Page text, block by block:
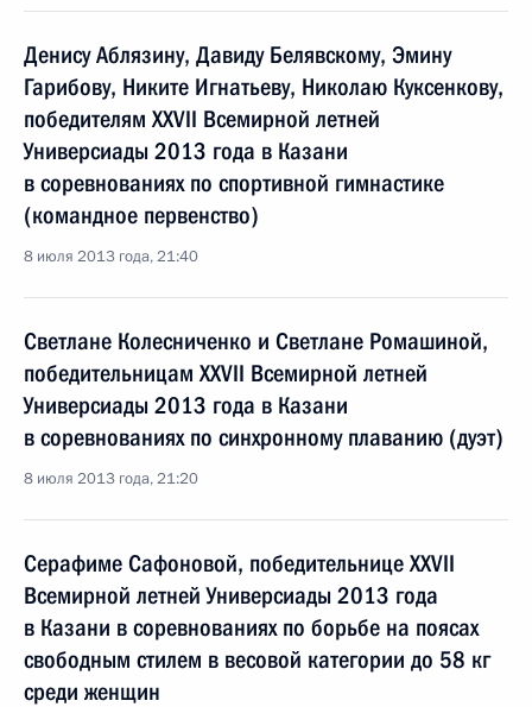
Денису Аблязину, Давиду Белявскому, Эмину
Гарибову, Никите Игнатьеву, Николаю Куксенкову,
победителям XXVII Всемирной летней
Универсиады 2013 года в Казани
в соревнованиях по спортивной гимнастике
(командное первенство)
8 июля 2013 года, 21:40
Светлане Колесниченко и Светлане Ромашиной,
победительницам XXVII Всемирной летней
Универсиады 2013 года в Казани
в соревнованиях по синхронному плаванию (дуэт)
8 июля 2013 года, 21:20
Серафиме Сафоновой, победительнице XXVII
Всемирной летней Универсиады 2013 года
в Казани в соревнованиях по борьбе на поясах
свободным стилем в весовой категории до 58 кг
среди женщин